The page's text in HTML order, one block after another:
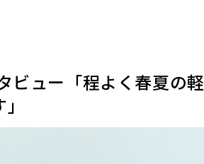
ビュー「程よく春夏の軽